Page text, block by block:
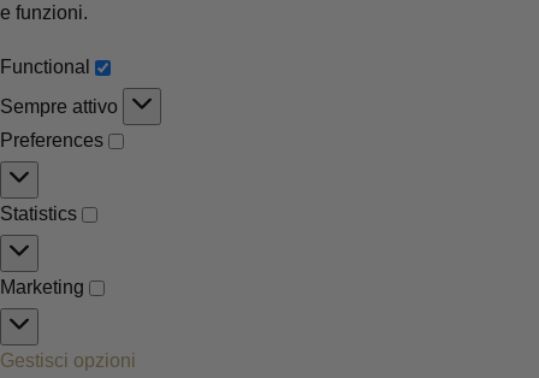
e funzioni.
Functional
Sempre attivo
Preferences
Statistics
Marketing
Gestisci opzioni